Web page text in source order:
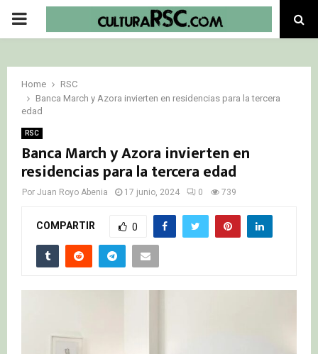
PRIMARY
Home
RSC
Banca March y Azora invierten en residencias para la tercera
edad
RSC
Banca March y Azora invierten en
residencias para la tercera edad
Por Juan Royo Abenia 17 junio, 2024 0 739
COMPARTIR 0